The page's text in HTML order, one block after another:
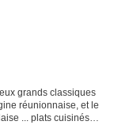
grands classiques
réunionnaise, et le
... plats cuisinés